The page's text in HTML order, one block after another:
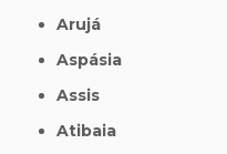
Arujá
Aspásia
Assis
Atibaia